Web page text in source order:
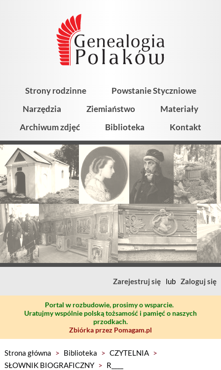
Strony rodzinne
Powstanie Styczniowe
Narzędzia
Ziemiaństwo
Materiały
Archiwum zdjęć
Biblioteka Kontakt
Zarejestruj się lub Zaloguj się
Portal w rozbudowie, prosimy o wsparcie.
Uratujmy wspólnie polską tożsamość i pamięć o naszych
przodkach.
Zbiórka przez Pomagam.pl
Strona główna > Biblioteka > CZYTELNIA >
SŁOWNIK BIOGRAFICZNY > R____